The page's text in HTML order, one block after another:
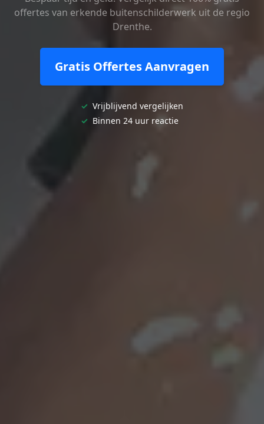
offertes van erkende buitenschilderwerk uit de regio
Drenthe.
Gratis Offertes Aanvragen
✓ Vrijblijvend vergelijken
✓ Binnen 24 uur reactie